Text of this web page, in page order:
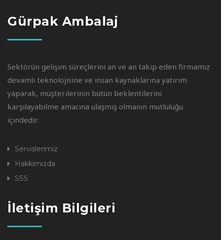
Gürpak Ambalaj
Sektörün gelişim süreçlerini an ve an takip eden firmamız
devamlı teknolojisine ve insan kaynaklarına yatırım
yaparak, müşterilerinin bütün beklentilerini
karşılayabilme amacına ulaşmış olmanın mutluluğu
içindedir.
Servislerimiz
Hakkımızda
SSS
İletişim Bilgileri